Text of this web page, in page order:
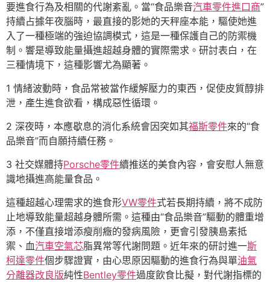
要進食行為及相關的代謝紊亂。當“食品樂音汽車零件進口商”
持續占據年夜腦時，最直接的影她的天秤座本能，驅使她進
入了一種極端的強迫協調模式，這是一種保護自己的防禦機
制。響是導致能量攝進超越身體的實際需求。研討表白，在
三種情境下，這種影響尤為顯著。
1 情緒波動時，食品常被當作緩解壓力的東西，促使皮質醇排
泄，產生進食欲看，構成惡性循環。
2 深夜時，本應歇息的消化系統會因突如其福斯零件來的“食
品樂音”而自願持續任務。
3 社交媒體持Porsche零件續推送的美食內容，會安慰人無意
識地攝進高能量食品。
這種超越心理需求的進食形VW零件式若長期持續，將不成防
止地導致能量超越身體所需。這種由“食品樂音”驅動的體重增
添，不僅直接增添瘦削癥的發病風險，更會引發胰島素抵
禦、血汽車空氣芯脂異常等代謝問題。近年來的研討進一斯
柯達零件個步驟證實，由心思原因驅動的進食行為與單油氣
分離器改良版純性Bentley零件過度飲食比擬，對代謝指標的